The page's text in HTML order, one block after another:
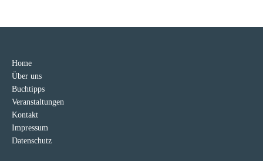
Home
Über uns
Buchtipps
Veranstaltungen
Kontakt
Impressum
Datenschutz